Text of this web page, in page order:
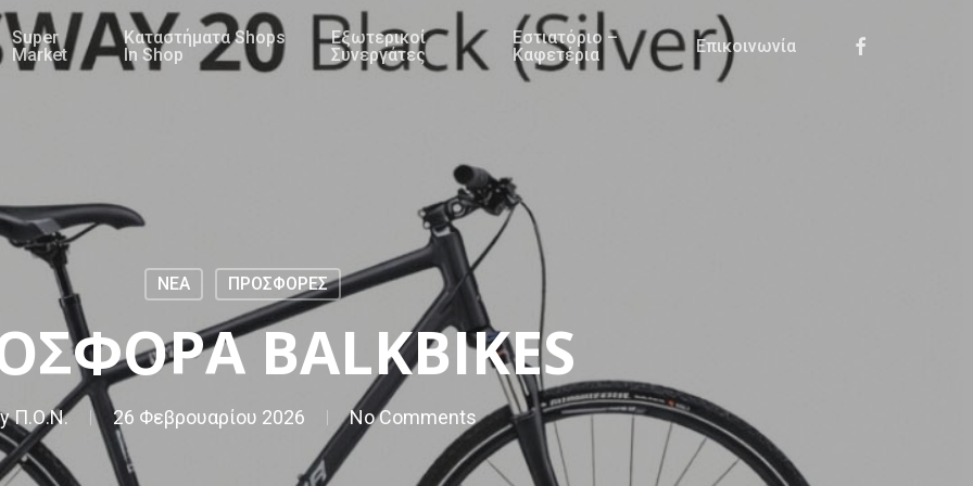
Super
Market
Καταστήματα Shops
In Shop
Εξωτερικοί
Συνεργάτες
Εστιατόριο –
Καφετέρια
Επικοινωνία Facebook
NEA ΠΡΟΣΦΟΡΕΣ
BALKBIKES
Π.Ο.Ν. 26 Φεβρουαρίου 2026 No Comments